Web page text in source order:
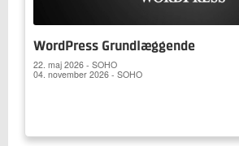
WordPress Grundlæggende
22. maj 2026 - SOHO
04. november 2026 - SOHO